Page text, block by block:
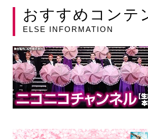
おすすめコンテ
ELSE INFORMATION